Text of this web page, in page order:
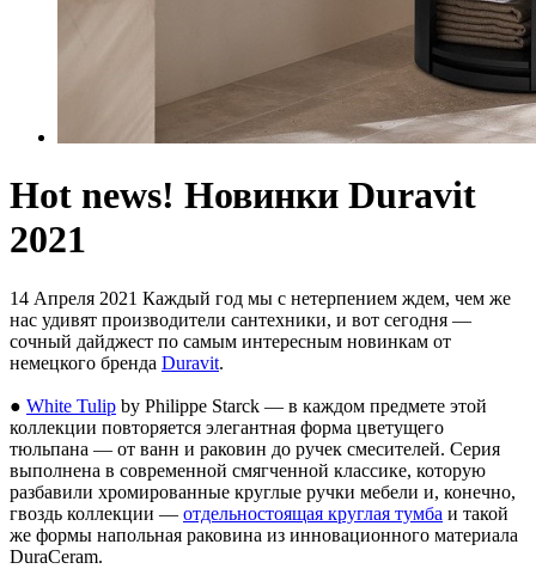
Hot news! Новинки Duravit
2021
14 Апреля 2021 Каждый год мы с нетерпением ждем, чем же
нас удивят производители сантехники, и вот сегодня —
сочный дайджест по самым интересным новинкам от
немецкого бренда Duravit.
● White Tulip by Philippe Starck — в каждом предмете этой
коллекции повторяется элегантная форма цветущего
тюльпана — от ванн и раковин до ручек смесителей. Серия
выполнена в современной смягченной классике, которую
разбавили хромированные круглые ручки мебели и, конечно,
гвоздь коллекции — отдельностоящая круглая тумба и такой
же формы напольная раковина из инновационного материала
DuraCeram.